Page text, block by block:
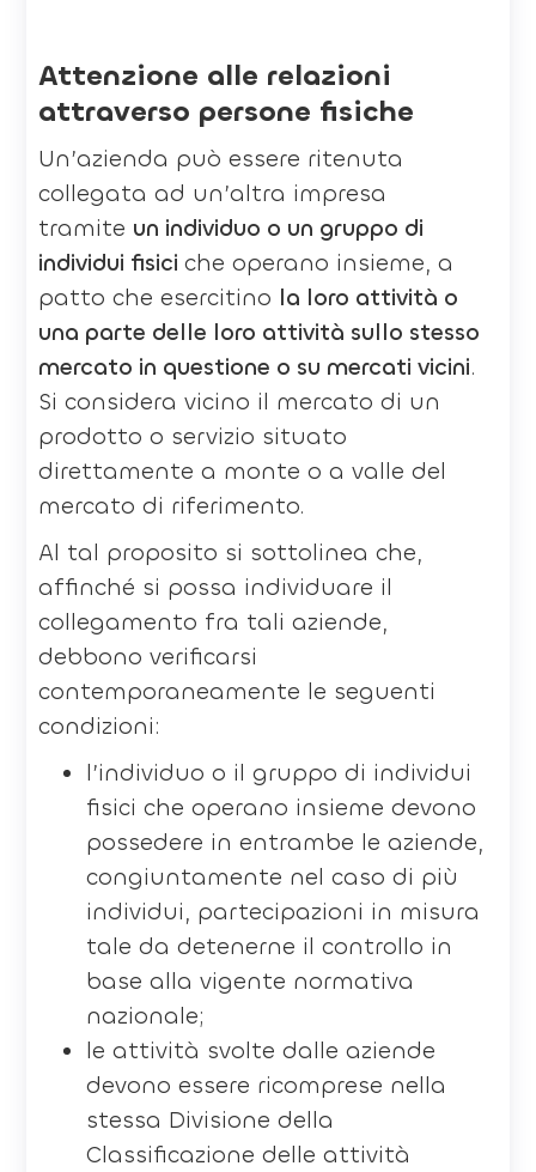
Attenzione alle relazioni
attraverso persone fisiche
Un’azienda può essere ritenuta
collegata ad un’altra impresa
tramite un individuo o un gruppo di
individui fisici che operano insieme, a
patto che esercitino la loro attività o
una parte delle loro attività sullo stesso
mercato in questione o su mercati vicini.
Si considera vicino il mercato di un
prodotto o servizio situato
direttamente a monte o a valle del
mercato di riferimento.
Al tal proposito si sottolinea che,
affinché si possa individuare il
collegamento fra tali aziende,
debbono verificarsi
contemporaneamente le seguenti
condizioni:
l’individuo o il gruppo di individui
fisici che operano insieme devono
possedere in entrambe le aziende,
congiuntamente nel caso di più
individui, partecipazioni in misura
tale da detenerne il controllo in
base alla vigente normativa
nazionale;
le attività svolte dalle aziende
devono essere ricomprese nella
stessa Divisione della
Classificazione delle attività